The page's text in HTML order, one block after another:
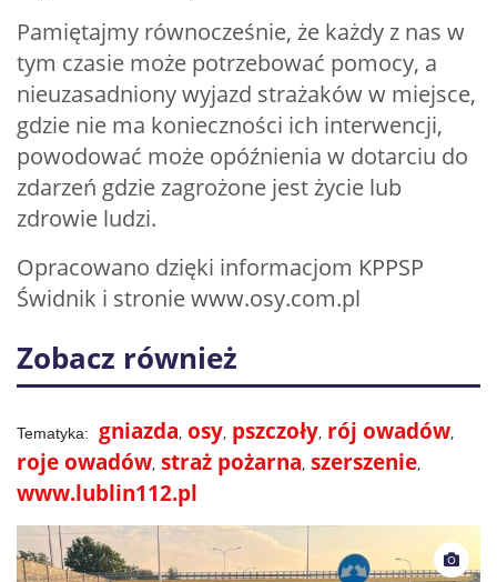
Pamiętajmy równocześnie, że każdy z nas w
tym czasie może potrzebować pomocy, a
nieuzasadniony wyjazd strażaków w miejsce,
gdzie nie ma konieczności ich interwencji,
powodować może opóźnienia w dotarciu do
zdarzeń gdzie zagrożone jest życie lub
zdrowie ludzi.
Opracowano dzięki informacjom KPPSP
Świdnik i stronie www.osy.com.pl
Zobacz również
gniazda osy pszczoły rój owadów
roje owadów straż pożarna szerszenie
www.lublin112.pl